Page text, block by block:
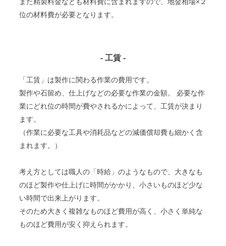
位の材料費が必要となります。
- 工賃 -
「工賃」は製作に関わる作業の費用です。
製作や石留め、仕上げなどの必要な作業の金額。 必要な作
業にどれ位の時間が費やされるかによって、工賃が決まり
ます。
（作業に必要な工具や消耗品などの減価償却費も細かく含
まれます。）
考え方としては職人の「時給」のようなもので、大きなも
のほど製作や仕上げに時間がかかり、小さいものほど少な
い時間で出来上がります。
そのため大きく複雑なものほど費用が高く、小さく単純な
ものほど費用が安く抑えられます。